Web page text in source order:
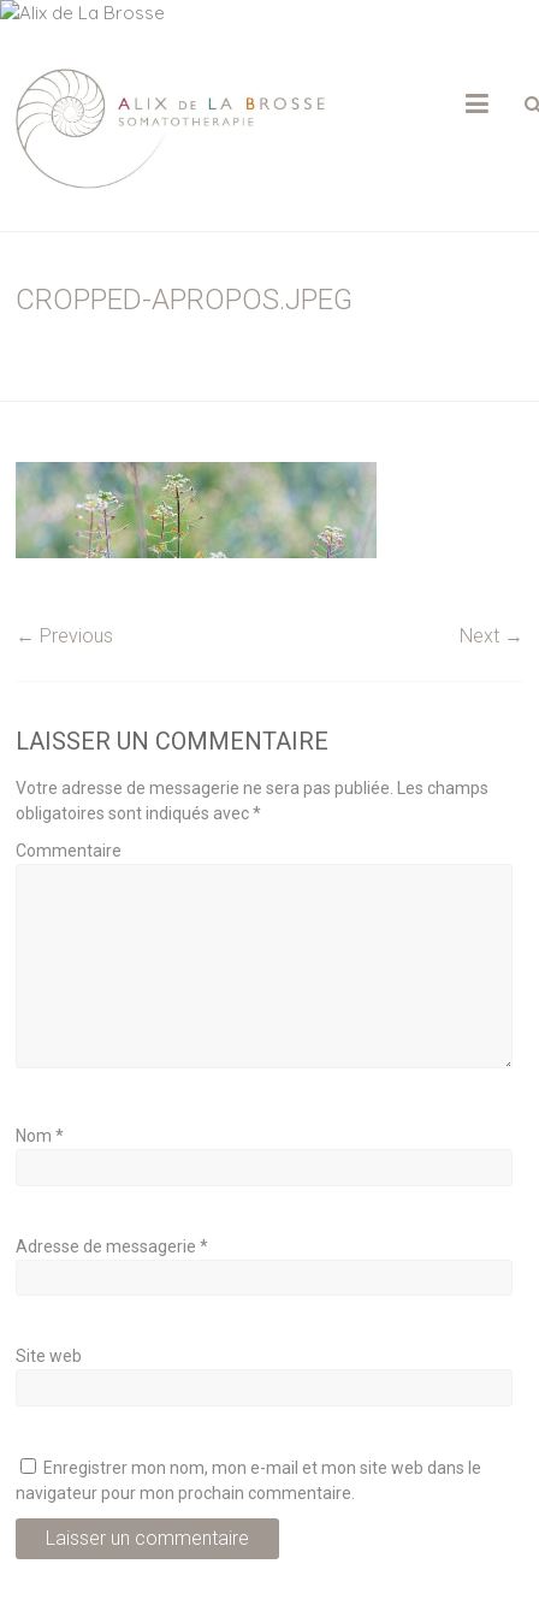
ALIX
DE
Psychothérapie
CROPPED-APROPOS.JPEG
← Previous Next →
LAISSER UN COMMENTAIRE
Votre adresse de messagerie ne sera pas publiée.
Les champs
obligatoires sont indiqués avec*
Commentaire
Nom*
Adresse de messagerie*
Site web
Enregistrer mon nom, mon e-mail et mon site web dans le
navigateur pour mon prochain commentaire.